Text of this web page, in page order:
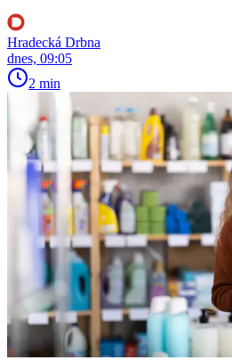
Hradecká Drbna
dnes, 09:05
2 min